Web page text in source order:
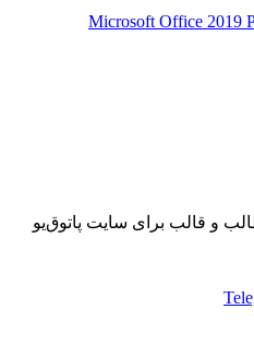
و قالب برای سایت پاتوق‌یو